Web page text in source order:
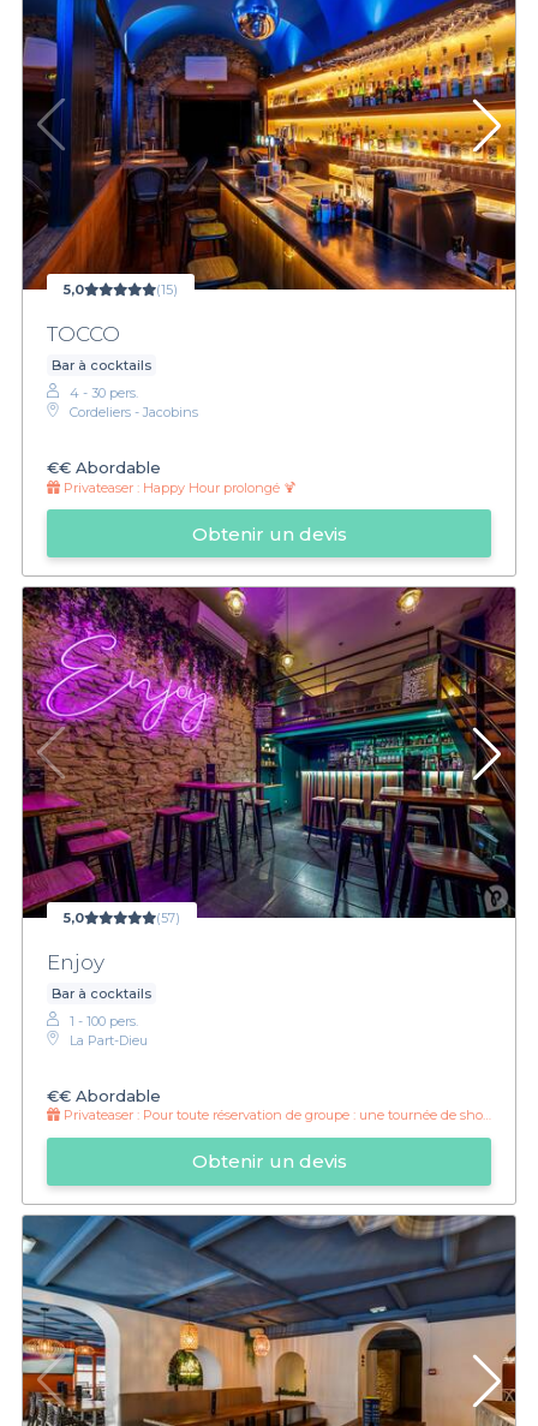
5,0 (15)
TOCCO
Bar à cocktails
4 - 30 pers.
Cordeliers - Jacobins
€€ Abordable
Privateaser : Happy Hour prolongé 🍹
Obtenir un devis
5,0 (57)
Enjoy
Bar à cocktails
1 - 100 pers.
La Part-Dieu
€€ Abordable
Privateaser : Pour toute réservation de groupe : une tournée de shot offerte !
Obtenir un devis